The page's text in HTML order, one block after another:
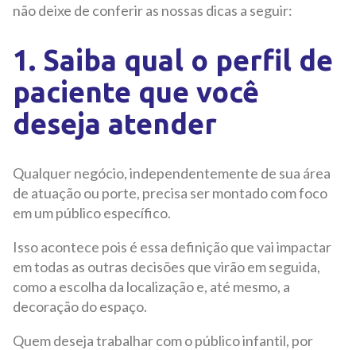
não deixe de conferir as nossas dicas a seguir:
1. Saiba qual o perfil de
paciente que você
deseja atender
Qualquer negócio, independentemente de sua área
de atuação ou porte, precisa ser montado com foco
em um público específico.
Isso acontece pois é essa definição que vai impactar
em todas as outras decisões que virão em seguida,
como a escolha da localização e, até mesmo, a
decoração do espaço.
Quem deseja trabalhar com o público infantil, por